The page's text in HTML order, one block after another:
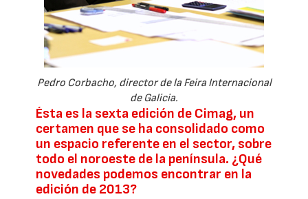
Pedro Corbacho, director de la Feira Internacional
de Galicia.
Ésta es la sexta edición de Cimag, un
certamen que se ha consolidado como
un espacio referente en el sector, sobre
todo el noroeste de la península. ¿Qué
novedades podemos encontrar en la
edición de 2013?